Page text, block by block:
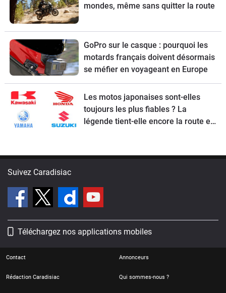
mondes, même sans quitter la route
GoPro sur le casque : pourquoi les
motards français doivent désormais
se méfier en voyageant en Europe
Les motos japonaises sont-elles
toujours les plus fiables ? La
légende tient-elle encore la route en
Suivez Caradisiac
Téléchargez nos applications mobiles
Contact Annonceurs
Rédaction Caradisiac Qui sommes-nous ?